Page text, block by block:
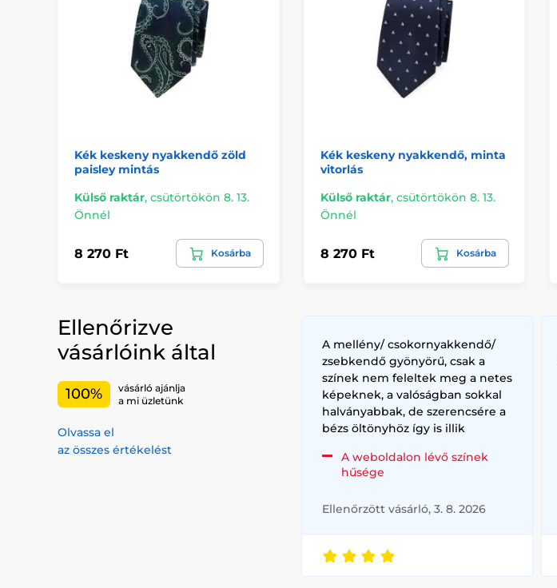
Kék keskeny nyakkendő zöld
paisley mintás
Külső raktár, csütörtökön 8. 13.
Önnél
8 270 Ft Kosárba
Kék keskeny nyakkendő, minta
vitorlás
Külső raktár, csütörtökön 8. 13.
Önnél
8 270 Ft Kosárba
Ellenőrizve
vásárlóink által
100%
vásárló ajánlja
a mi üzletünk
Olvassa el
az összes értékelést
A mellény/ csokornyakkendő/
zsebkendő gyönyörű, csak a
színek nem feleltek meg a netes
képeknek, a valóságban sokkal
halványabbak, de szerencsére a
bézs öltönyhöz így is illik
A weboldalon lévő színek
hűsége
Ellenőrzött vásárló, 3. 8. 2026